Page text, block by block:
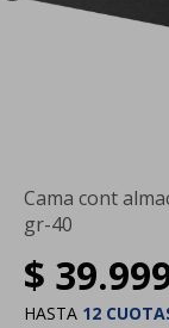
Cama cont
gr-40
$
HASTA 12